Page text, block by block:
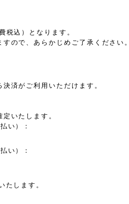
税込）となります。
ので、あらかじめご了承ください。
済がご利用いただけます。
いたします。
い）：
い）：
たします。